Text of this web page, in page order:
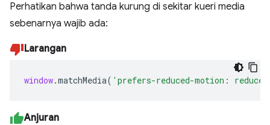
Perhatikan bahwa tanda kurung di sekitar kueri media
sebenarnya wajib ada:
Larangan
window.matchMedia( 'prefers-reduced-motion: reduce'
Anjuran